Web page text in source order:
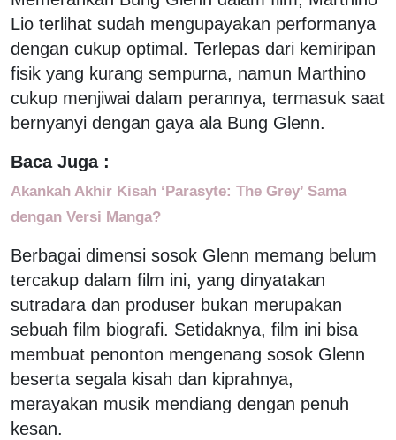
Lio terlihat sudah mengupayakan performanya
dengan cukup optimal. Terlepas dari kemiripan
fisik yang kurang sempurna, namun Marthino
cukup menjiwai dalam perannya, termasuk saat
bernyanyi dengan gaya ala Bung Glenn.
Baca Juga :
Akankah Akhir Kisah ‘Parasyte: The Grey’ Sama
dengan Versi Manga?
Berbagai dimensi sosok Glenn memang belum
tercakup dalam film ini, yang dinyatakan
sutradara dan produser bukan merupakan
sebuah film biografi. Setidaknya, film ini bisa
membuat penonton mengenang sosok Glenn
beserta segala kisah dan kiprahnya,
merayakan musik mendiang dengan penuh
kesan.